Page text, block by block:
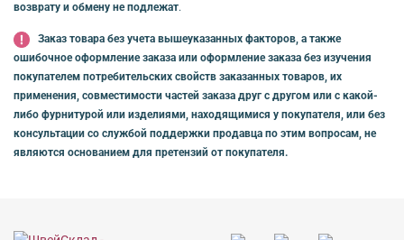
возврату и обмену не подлежат.
Заказ товара без учета вышеуказанных факторов, а также
ошибочное оформление заказа или оформление заказа без изучения
покупателем потребительских свойств заказанных товаров, их
применения, совместимости частей заказа друг с другом или с какой-
либо фурнитурой или изделиями, находящимися у покупателя, или без
консультации со службой поддержки продавца по этим вопросам, не
являются основанием для претензий от покупателя.